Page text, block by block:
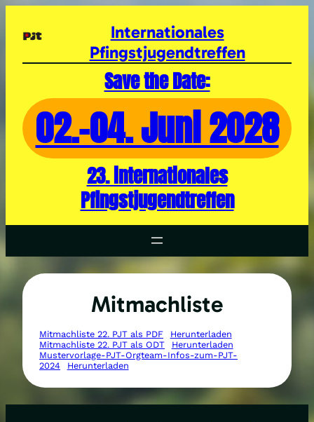
springen
Internationales
Pfingstjugendtreffen
Save the Date:
02.-04. Juni 2028
23. internationales
Pfingstjugendtreffen
Mitmachliste
Mitmachliste 22. PJT als PDF
Herunterladen
Mitmachliste 22. PJT als ODT
Herunterladen
Mustervorlage-PJT-Orgteam-Infos-zum-PJT-
2024
Herunterladen